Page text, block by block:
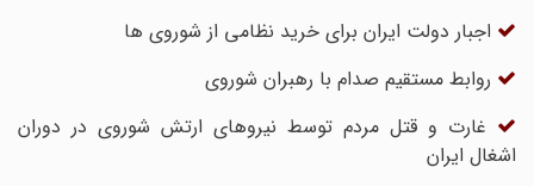
اجبار دولت ایران برای خرید نظامی از شوروی ها
روابط مستقیم صدام با رهبران شوروی
غارت و قتل مردم توسط نیروهای ارتش شوروی در دوران
اشغال ایران